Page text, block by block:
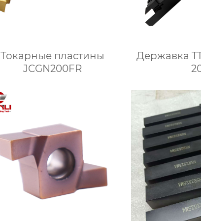
Токарные пластины
JCGN200FR
Державка